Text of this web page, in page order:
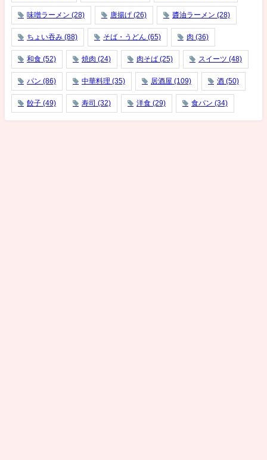
味噌ラーメン (28) 唐揚げ (26) 醬油ラーメン (28)
ちょい吞み (88) そば・うどん (65) 肉 (36)
和食 (52) 焼肉 (24) 肉そば (25) スイーツ (48)
パン (86) 中華料理 (35) 居酒屋 (109) 酒 (50)
餃子 (49) 寿司 (32) 洋食 (29) 食パン (34)